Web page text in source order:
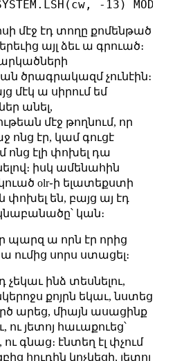
մէջ էդ տողը քոմենթած
այլ ձեւ ա գրուած։
ծրագրակազմ չունէին։
մէկ ա սիրում եմ
անել,
մէջ թողնում, որ
ոնց էր, կամ գուցէ
ոնց էլի փոխել դա
իսկ ամենահին
olr֊ի ելատեքստի
փոխել են, բայց այ էդ
կան։
պարզ ա որն էր որից
ա ումից սորս ստացել։
չեկաւ ինձ տեսնելու,
քոյրն եկաւ, նստեց
արեց, միայն ասացինք
ու յետոյ հաւաքուեց՝
ու գնաց։ էնտեղ էլ փչում
հուդին կոչկեցի, յետոյ